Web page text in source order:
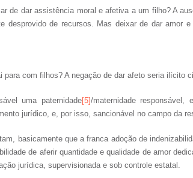
de dar assistência moral e afetiva a um filho? A
desprovido de recursos. Mas deixar de dar amor
com filhos? A negação de dar afeto seria ilícito
uma paternidade[5]/maternidade
jurídico, e, por isso, sancionável no campo da
basicamente que a franca adoção de
de aferir quantidade e qualidade de amor
jurídica, supervisionada e sob controle estatal.